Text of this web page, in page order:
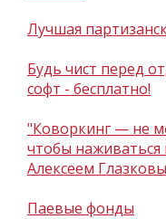
Лучшая
Будь чист перед
софт - бесплатно!
"Коворкинг — не
чтобы
Алексеем
Паевые фонды